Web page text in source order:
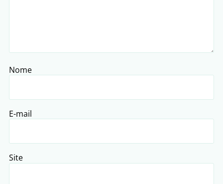
Nome
E-mail
Site